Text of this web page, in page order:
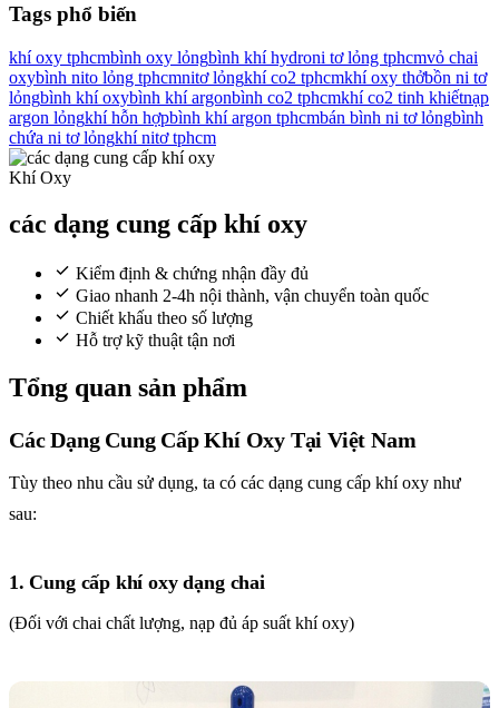
Tags phổ biến
khí oxy tphcmbình oxy lỏngbình khí hydroni tơ lỏng tphcmvỏ chai
oxybình nito lỏng tphcmnitơ lỏngkhí co2 tphcmkhí oxy thởbồn ni tơ
lỏngbình khí oxybình khí argonbình co2 tphcmkhí co2 tinh khiếtnạp
argon lỏngkhí hỗn hợpbình khí argon tphcmbán bình ni tơ lỏngbình
chứa ni tơ lỏngkhí nitơ tphcm
Khí Oxy
các dạng cung cấp khí oxy
Kiểm định & chứng nhận đầy đủ
Giao nhanh 2-4h nội thành, vận chuyển toàn quốc
Chiết khấu theo số lượng
Hỗ trợ kỹ thuật tận nơi
Tổng quan sản phẩm
Các Dạng Cung Cấp Khí Oxy Tại Việt Nam
Tùy theo nhu cầu sử dụng, ta có các dạng cung cấp khí oxy như
sau:
1. Cung cấp khí oxy dạng chai
(Đối với chai chất lượng, nạp đủ áp suất khí oxy)